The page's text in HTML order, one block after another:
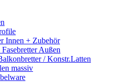
Innen + Zubehör
Außen
/ Konstr.Latten
massiv